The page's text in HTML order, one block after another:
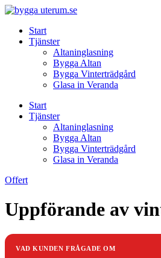
Skip
contentStart
Tjänster
Altaninglasning
Bygga Altan
Bygga Vinterträdgård
Glasa in Veranda
Start
Tjänster
Altaninglasning
Bygga Altan
Bygga Vinterträdgård
Glasa in Veranda
Offert
Uppförande av
VAD KUNDEN FRÅGADE OM